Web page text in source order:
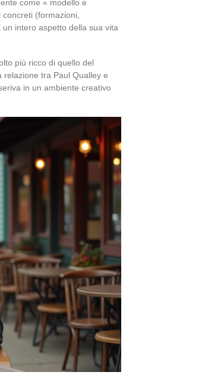
come « modello e
(formazioni,
intero aspetto della sua vita
più ricco di quello del
tra Paul Qualley e
in un ambiente creativo